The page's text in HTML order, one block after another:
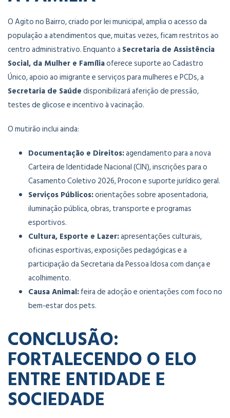
O Agito no Bairro, criado por lei municipal, amplia o acesso da
população a atendimentos que, muitas vezes, ficam restritos ao
centro administrativo. Enquanto a Secretaria de Assistência
Social, da Mulher e Famíliaoferece suporte ao Cadastro
Único, apoio ao imigrante e serviços para mulheres e PCDs, a
Secretaria de Saúdedisponibilizará aferição de pressão,
testes de glicose e incentivo à vacinação.
O mutirão inclui ainda:
Documentação e Direitos:agendamento para a nova
Carteira de Identidade Nacional (CIN), inscrições para o
Casamento Coletivo 2026, Procon e suporte jurídico geral.
Serviços Públicos:orientações sobre aposentadoria,
iluminação pública, obras, transporte e programas
esportivos.
Cultura, Esporte e Lazer:apresentações culturais,
oficinas esportivas, exposições pedagógicas e a
participação da Secretaria da Pessoa Idosa com dança e
acolhimento.
Causa Animal:feira de adoção e orientações com foco no
bem-estar dos pets.
CONCLUSÃO:
FORTALECENDO O ELO
ENTRE ENTIDADE E
SOCIEDADE